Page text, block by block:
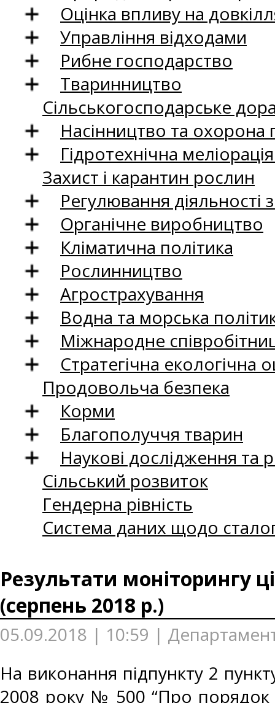
Оцінка впливу на
Управління відходами
Рибне господарство
Тваринництво
Сільськогосподарське
Насінництво та
Гідротехнічна
Захист і карантин рослин
Регулювання
Органічне виробництво
Кліматична політика
Рослинництво
Агрострахування
Водна та морська
Міжнародне
Стратегічна екологічна
Продовольча безпека
Корми
Благополуччя тварин
Наукові дослідження та
Сільський розвиток
Гендерна рівність
Система даних щодо
Результати моніторингу
(серпень 2018 р.)
05.09.2018 | 10:59 |
На виконання підпункту 2
2008 року № 500 “Про порядок